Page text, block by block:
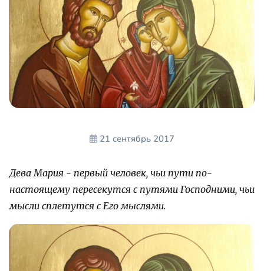
21 сентябрь 2017
Дева Мария - первый человек, чьи пути по-
настоящему пересекутся с путями Господними, чьи
мысли сплетутся с Его мыслями.